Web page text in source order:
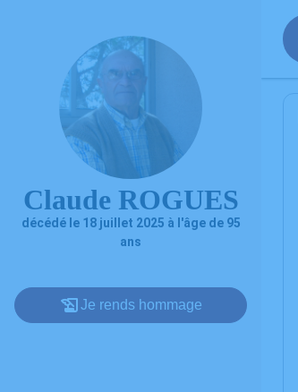
Claude ROGUES
décédé le 18 juillet 2025 à l'âge de 95
ans
Je rends hommage